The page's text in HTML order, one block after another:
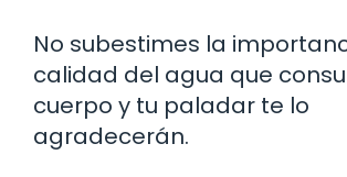
No subestimes la
calidad del agua que
cuerpo y tu paladar te lo
agradecerán.